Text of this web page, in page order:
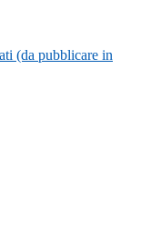
(da pubblicare in